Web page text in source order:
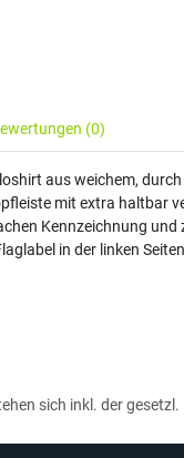
(0)
aus weichem,
mit extra haltbar
Kennzeichnung
in der linken
sich inkl. der